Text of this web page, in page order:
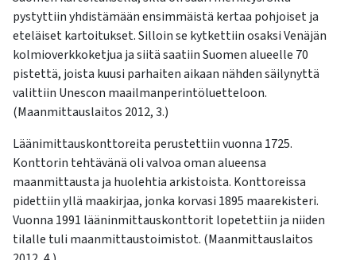
pystyttiin yhdistämään ensimmäistä kertaa pohjoiset ja
eteläiset kartoitukset. Silloin se kytkettiin osaksi Venäjän
kolmioverkkoketjua ja siitä saatiin Suomen alueelle 70
pistettä, joista kuusi parhaiten aikaan nähden säilynyttä
valittiin Unescon maailmanperintöluetteloon.
(Maanmittauslaitos 2012, 3.)
Läänimittauskonttoreita perustettiin vuonna 1725.
Konttorin tehtävänä oli valvoa oman alueensa
maanmittausta ja huolehtia arkistoista. Konttoreissa
pidettiin yllä maakirjaa, jonka korvasi 1895 maarekisteri.
Vuonna 1991 lääninmittauskonttorit lopetettiin ja niiden
tilalle tuli maanmittaustoimistot. (Maanmittauslaitos